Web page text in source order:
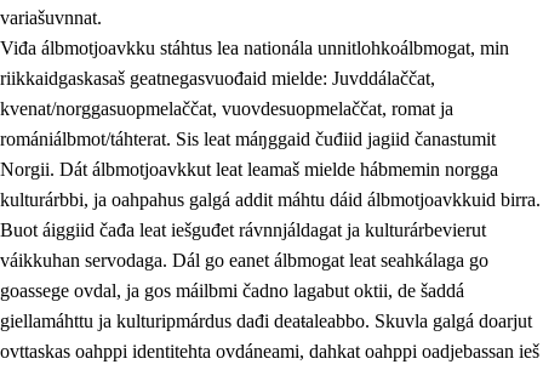
variašuvnnat.
Viđa álbmotjoavkku stáhtus lea nationála unnitlohkoálbmogat, min
riikkaidgaskasaš geatnegasvuođaid mielde: Juvddálaččat,
kvenat/norggasuopmelaččat, vuovdesuopmelaččat, romat ja
romániálbmot/táhterat. Sis leat máŋggaid čuđiid jagiid čanastumit
Norgii. Dát álbmotjoavkkut leat leamaš mielde hábmemin norgga
kulturárbbi, ja oahpahus galgá addit máhtu dáid álbmotjoavkkuid birra.
Buot áiggiid čađa leat iešguđet rávnnjáldagat ja kulturárbevierut
váikkuhan servodaga. Dál go eanet álbmogat leat seahkálaga go
goassege ovdal, ja gos máilbmi čadno lagabut oktii, de šaddá
giellamáhttu ja kulturipmárdus dađi deaŧaleabbo. Skuvla galgá doarjut
ovttaskas oahppi identitehta ovdáneami, dahkat oahppi oadjebassan ieš